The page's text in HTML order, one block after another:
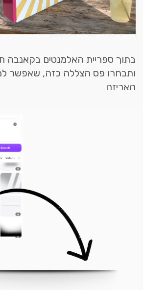
ותבחרו פס הצללה כזה, שאפשר
האריזה